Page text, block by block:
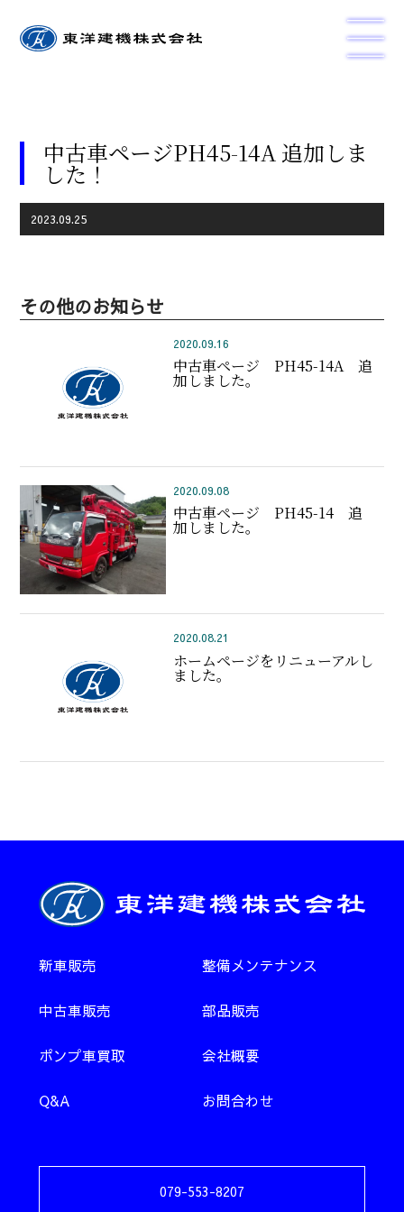
中古車ページPH45-14A 追加しま
した！
2023.09.25
その他のお知らせ
2020.09.16
中古車ページ PH45-14A 追
加しました。
2020.09.08
中古車ページ PH45-14 追
加しました。
2020.08.21
ホームページをリニューアルし
ました。
新車販売 整備メンテナンス
中古車販売 部品販売
ポンプ車買取 会社概要
Q&A お問合わせ
079-553-8207